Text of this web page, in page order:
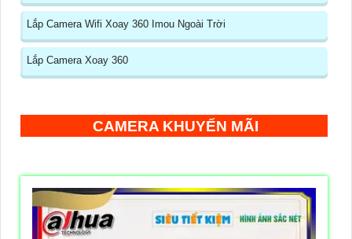
Lắp Camera Wifi Xoay 360 Imou Ngoài Trời
Lắp Camera Xoay 360
CAMERA KHUYẾN MÃI